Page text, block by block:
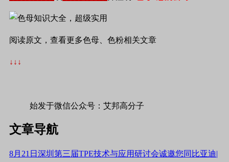
阅读原文，查看更多色母、色粉相关文章
↓↓↓
始发于微信公众号：艾邦高分子
文章导航
8月21日深圳第三届TPE技术与应用研讨会诚邀您同比亚迪|